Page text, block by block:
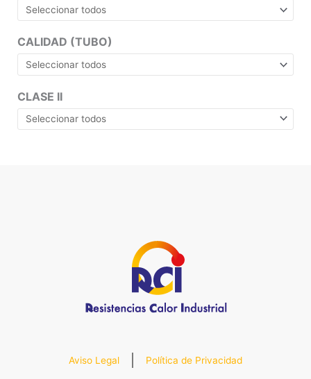
CALIDAD (TUBO)
CLASE II
Aviso Legal Política de Privacidad